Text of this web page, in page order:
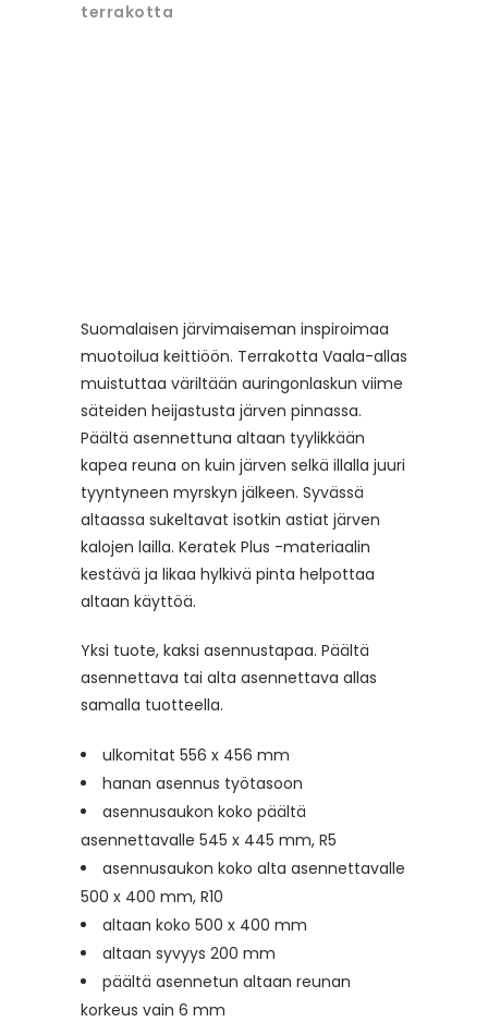
terrakotta
Suomalaisen järvimaiseman inspiroimaa
muotoilua keittiöön. Terrakotta Vaala-allas
muistuttaa väriltään auringonlaskun viime
säteiden heijastusta järven pinnassa.
Päältä asennettuna altaan tyylikkään
kapea reuna on kuin järven selkä illalla juuri
tyyntyneen myrskyn jälkeen. Syvässä
altaassa sukeltavat isotkin astiat järven
kalojen lailla. Keratek Plus -materiaalin
kestävä ja likaa hylkivä pinta helpottaa
altaan käyttöä.
Yksi tuote, kaksi asennustapaa. Päältä
asennettava tai alta asennettava allas
samalla tuotteella.
ulkomitat 556 x 456 mm
hanan asennus työtasoon
asennusaukon koko päältä
asennettavalle 545 x 445 mm, R5
asennusaukon koko alta asennettavalle
500 x 400 mm, R10
altaan koko 500 x 400 mm
altaan syvyys 200 mm
päältä asennetun altaan reunan
korkeus vain 6 mm